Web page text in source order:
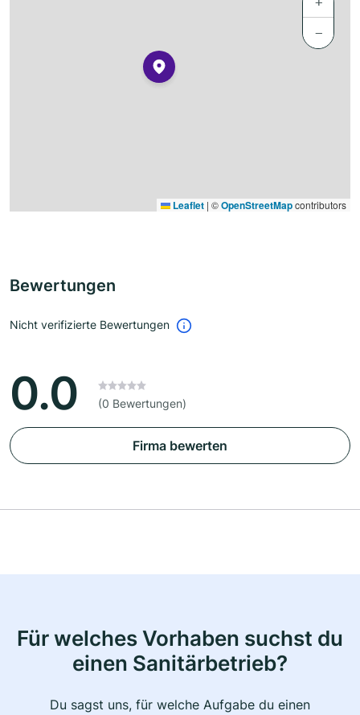
−
Leaflet | ©OpenStreetMapcontributors
Bewertungen
Nicht verifizierte Bewertungen
0.0 (0 Bewertungen)
Firma bewerten
Für welches Vorhaben suchst du
einen Sanitärbetrieb?
Du sagst uns, für welche Aufgabe du einen